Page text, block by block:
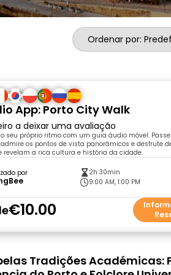
Ordenar por:
App: Porto City Walk
a deixar uma avaliação
seu próprio ritmo com um guia áudio móvel.
os pontos de vista panorâmicos e desfrute
revelam a rica cultura e história da cidade.
por
2h 30min
9:00 AM, 1:00 PM
€10.00
Tradições Académicas: